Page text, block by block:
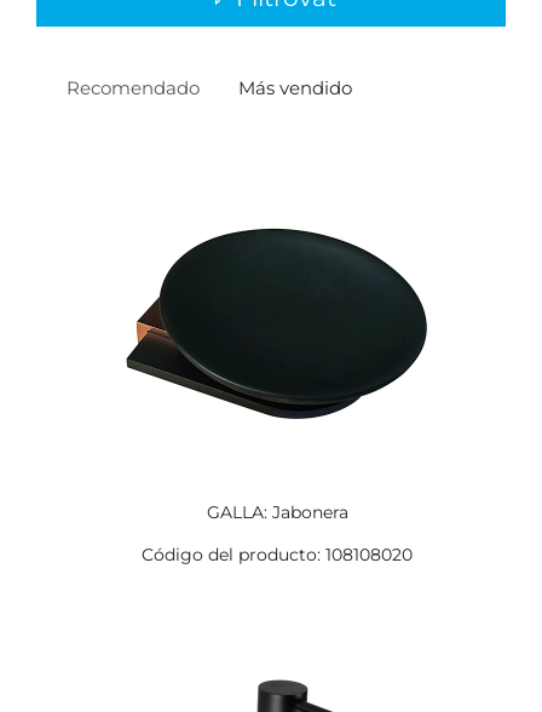
Recomendado Más vendido
GALLA: Jabonera
Código del producto: 108108020